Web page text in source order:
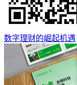
数字理财的崛起机遇